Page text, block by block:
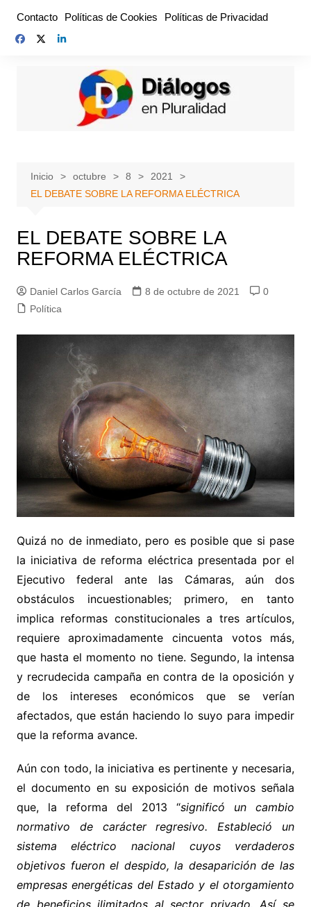
contenido
Contacto Políticas de Cookies Políticas de Privacidad
Inicio octubre 8
2021
EL DEBATE SOBRE LA REFORMA ELÉCTRICA
EL DEBATE SOBRE LA
REFORMA ELÉCTRICA
Daniel Carlos García 8 de octubre de 2021
0
Política
Quizá no de inmediato, pero es posible que si pase
la iniciativa de reforma eléctrica presentada por el
Ejecutivo federal ante las Cámaras, aún dos
obstáculos incuestionables; primero, en tanto
implica reformas constitucionales a tres artículos,
requiere aproximadamente cincuenta votos más,
que hasta el momento no tiene. Segundo, la intensa
y recrudecida campaña en contra de la oposición y
de los intereses económicos que se verían
afectados, que están haciendo lo suyo para impedir
que la reforma avance.
Aún con todo, la iniciativa es pertinente y necesaria,
el documento en su exposición de motivos señala
que, la reforma del 2013 “significó un cambio
normativo de carácter regresivo. Estableció un
sistema eléctrico nacional cuyos verdaderos
objetivos fueron el despido, la desaparición de las
empresas energéticas del Estado y el otorgamiento